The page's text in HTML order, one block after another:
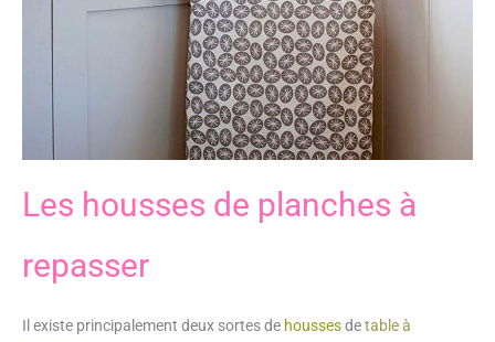
Les housses de planches à
repasser
Il existe principalement deux sortes de houssesdetable à